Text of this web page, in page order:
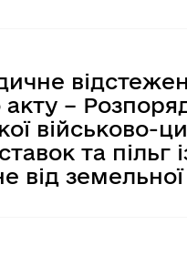
акту –
військово-
та
від